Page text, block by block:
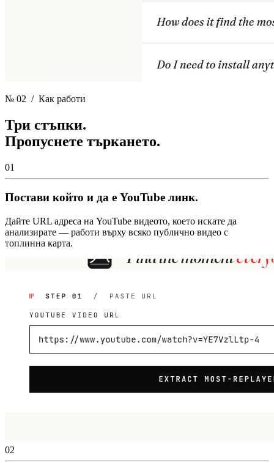
№ 02 / Как работи
Три стъпки.
Пропуснете търкането.
01
Постави който и да е YouTube линк.
Дайте URL адреса на YouTube видеото, което искате да
анализирате — работи върху всяко публично видео с
топлинна карта.
02